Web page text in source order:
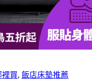
裡買, 飯店床墊推薦